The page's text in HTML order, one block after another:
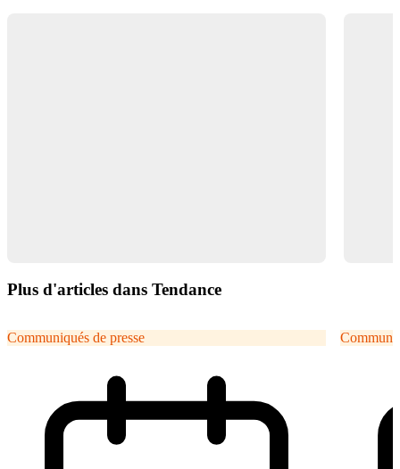
Plus d'articles dans Tendance
Communiqués de presse